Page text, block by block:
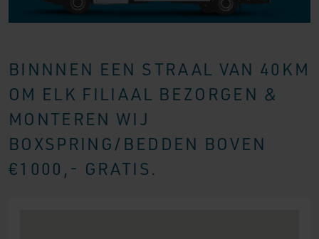
BINNNEN EEN STRAAL VAN 40KM
OM ELK FILIAAL BEZORGEN &
MONTEREN WIJ
BOXSPRING/BEDDEN BOVEN
€1000,- GRATIS.